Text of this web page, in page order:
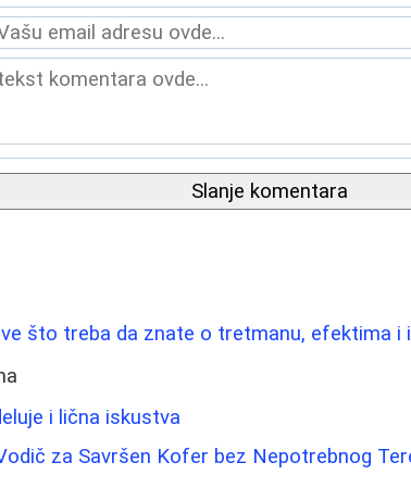
Slanje komentara
što treba da znate o tretmanu, efektima i
i lična iskustva
za Savršen Kofer bez Nepotrebnog